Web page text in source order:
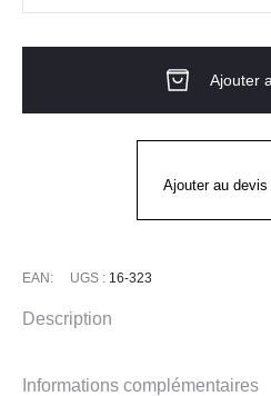
TEK®
PIP
Ajouter
Ajouter au devis
EAN: UGS : 16-323
Description
Informations complémentaires